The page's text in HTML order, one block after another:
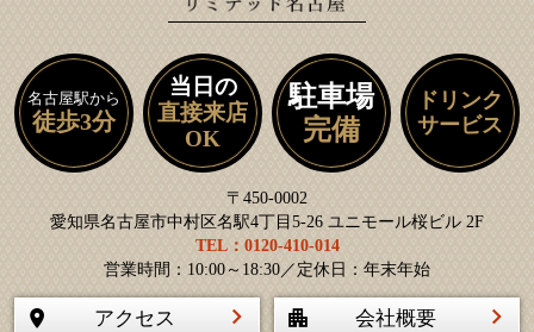
名古屋駅から
徒歩3分
当日の
直接来店
OK
駐車場
完備
ドリンク
サービス
〒450-0002
愛知県名古屋市中村区名駅4丁目5-26 ユニモール桜ビル 2F
TEL：0120-410-014
営業時間：10:00～18:30／定休日：年末年始
アクセス 会社概要